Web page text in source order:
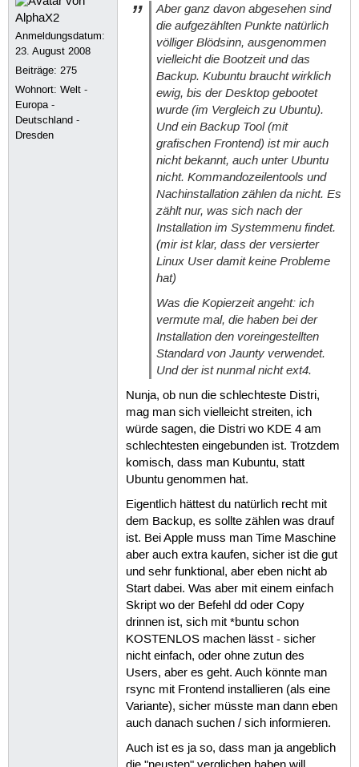
Anmeldungsdatum:
23. August 2008
Beiträge:275
Wohnort: Welt -
Europa -
Deutschland -
Dresden
Aber ganz davon abgesehen sind
die aufgezählten Punkte natürlich
völliger Blödsinn, ausgenommen
vielleicht die Bootzeit und das
Backup. Kubuntu braucht wirklich
ewig, bis der Desktop gebootet
wurde (im Vergleich zu Ubuntu).
Und ein Backup Tool (mit
grafischen Frontend) ist mir auch
nicht bekannt, auch unter Ubuntu
nicht. Kommandozeilentools und
Nachinstallation zählen da nicht. Es
zählt nur, was sich nach der
Installation im Systemmenu findet.
(mir ist klar, dass der versierter
Linux User damit keine Probleme
hat)
Was die Kopierzeit angeht: ich
vermute mal, die haben bei der
Installation den voreingestellten
Standard von Jaunty verwendet.
Und der ist nunmal nicht ext4.
Nunja, ob nun die schlechteste Distri,
mag man sich vielleicht streiten, ich
würde sagen, die Distri wo KDE 4 am
schlechtesten eingebunden ist. Trotzdem
komisch, dass man Kubuntu, statt
Ubuntu genommen hat.
Eigentlich hättest du natürlich recht mit
dem Backup, es sollte zählen was drauf
ist. Bei Apple muss man Time Maschine
aber auch extra kaufen, sicher ist die gut
und sehr funktional, aber eben nicht ab
Start dabei. Was aber mit einem einfach
Skript wo der Befehl dd oder Copy
drinnen ist, sich mit *buntu schon
KOSTENLOS machen lässt - sicher
nicht einfach, oder ohne zutun des
Users, aber es geht. Auch könnte man
rsync mit Frontend installieren (als eine
Variante), sicher müsste man dann eben
auch danach suchen / sich informieren.
Auch ist es ja so, dass man ja angeblich